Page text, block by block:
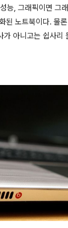
능, 그래픽이면 그
된 노트북이다. 물
가 아니고는 쉽사리